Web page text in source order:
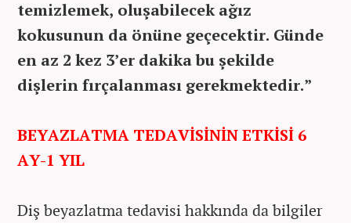
temizlemek, oluşabilecek ağız
kokusunun da önüne geçecektir. Günde
en az 2 kez 3’er dakika bu şekilde
dişlerin fırçalanması gerekmektedir.”
BEYAZLATMA TEDAVİSİNİN ETKİSİ 6
AY-1 YIL
Diş beyazlatma tedavisi hakkında da bilgiler